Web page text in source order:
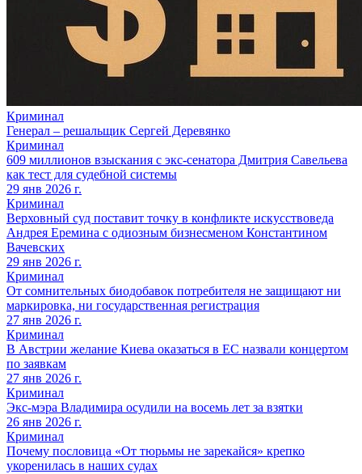
Криминал
Генерал – решальщик Сергей Деревянко
Криминал
609 миллионов взыскания с экс-сенатора Дмитрия Савельева
как тест для судебной системы
29 янв 2026 г.
Криминал
Верховный суд поставит точку в конфликте искусствоведа
Андрея Еремина с одиозным бизнесменом Константином
Вачевских
29 янв 2026 г.
Криминал
От сомнительных биодобавок потребителя не защищают ни
маркировка, ни государственная регистрация
27 янв 2026 г.
Криминал
В Австрии желание Киева оказаться в ЕС назвали концертом
по заявкам
27 янв 2026 г.
Криминал
Экс-мэра Владимира осудили на восемь лет за взятки
26 янв 2026 г.
Криминал
Почему пословица «От тюрьмы не зарекайся» крепко
укоренилась в наших судах